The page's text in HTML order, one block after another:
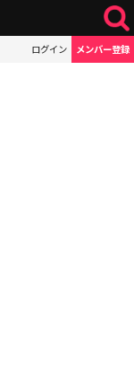
ログイン メンバー登録